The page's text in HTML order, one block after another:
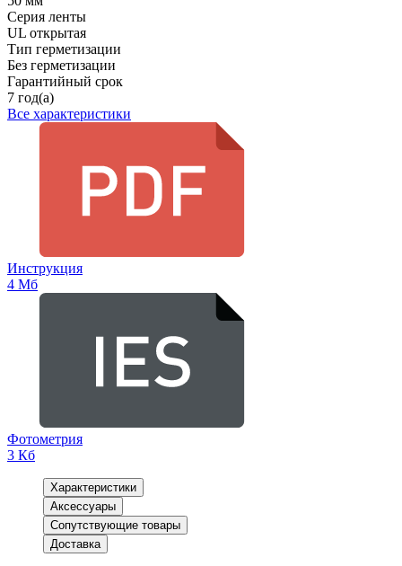
Серия ленты
UL открытая
Тип герметизации
Без герметизации
Гарантийный срок
7 год(а)
Все характеристики
Инструкция
4 Мб
Фотометрия
3 Кб
Характеристики
Аксессуары
Сопутствующие товары
Доставка